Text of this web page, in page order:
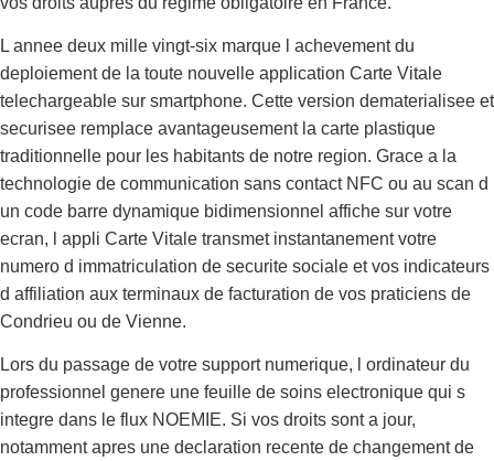
L annee deux mille vingt-six marque l achevement du
deploiement de la toute nouvelle application Carte Vitale
telechargeable sur smartphone. Cette version dematerialisee et
securisee remplace avantageusement la carte plastique
traditionnelle pour les habitants de notre region. Grace a la
technologie de communication sans contact NFC ou au scan d
un code barre dynamique bidimensionnel affiche sur votre
ecran, l appli Carte Vitale transmet instantanement votre
numero d immatriculation de securite sociale et vos indicateurs
d affiliation aux terminaux de facturation de vos praticiens de
Condrieu ou de Vienne.
Lors du passage de votre support numerique, l ordinateur du
professionnel genere une feuille de soins electronique qui s
integre dans le flux NOEMIE. Si vos droits sont a jour,
notamment apres une declaration recente de changement de